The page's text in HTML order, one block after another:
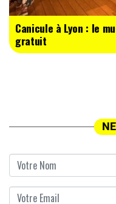
Canicule à Lyon : le
gratuit